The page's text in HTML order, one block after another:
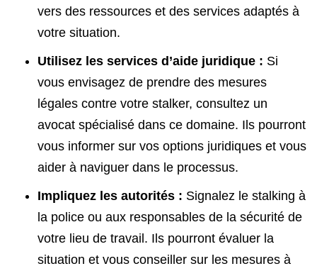
vers des ressources et des services adaptés à
votre situation.
Utilisez les services d’aide juridique : Si
vous envisagez de prendre des mesures
légales contre votre stalker, consultez un
avocat spécialisé dans ce domaine. Ils pourront
vous informer sur vos options juridiques et vous
aider à naviguer dans le processus.
Impliquez les autorités : Signalez le stalking à
la police ou aux responsables de la sécurité de
votre lieu de travail. Ils pourront évaluer la
situation et vous conseiller sur les mesures à